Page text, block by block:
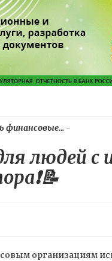
финансовые...-
людей
организациям